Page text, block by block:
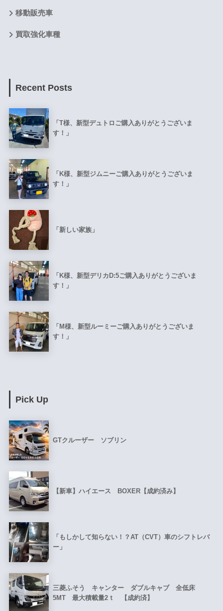
移動販売車
買取強化車種
Recent Posts
「T様、新型デュトロご購入ありがとうございま
す！」
「K様、新型ジムニーご購入ありがとうございま
す！」
「新しい家族」
「K様、新型デリカD:5ご購入ありがとうございま
す！」
「M様、新型ルーミーご購入ありがとうございま
す！」
Pick Up
GTクルーザー ソブリン
【新車】ハイエース BOXER【成約済み】
「もしかして知らない！？AT（CVT）車のシフトレバ
ー」
三菱ふそう キャンター ダブルキャブ 全低床
5MT 最大積載量2ｔ 【成約済】